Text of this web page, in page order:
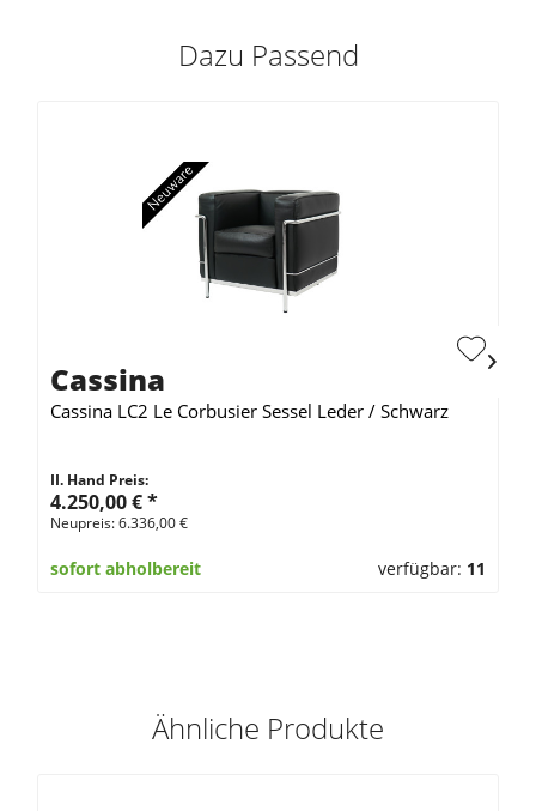
Dazu Passend
Cassina
Cassina LC2 Le Corbusier Sessel Leder / Schwarz
II. Hand Preis:
4.250,00 €*
Neupreis: 6.336,00 €
sofort abholbereit verfügbar: 11
Ähnliche Produkte